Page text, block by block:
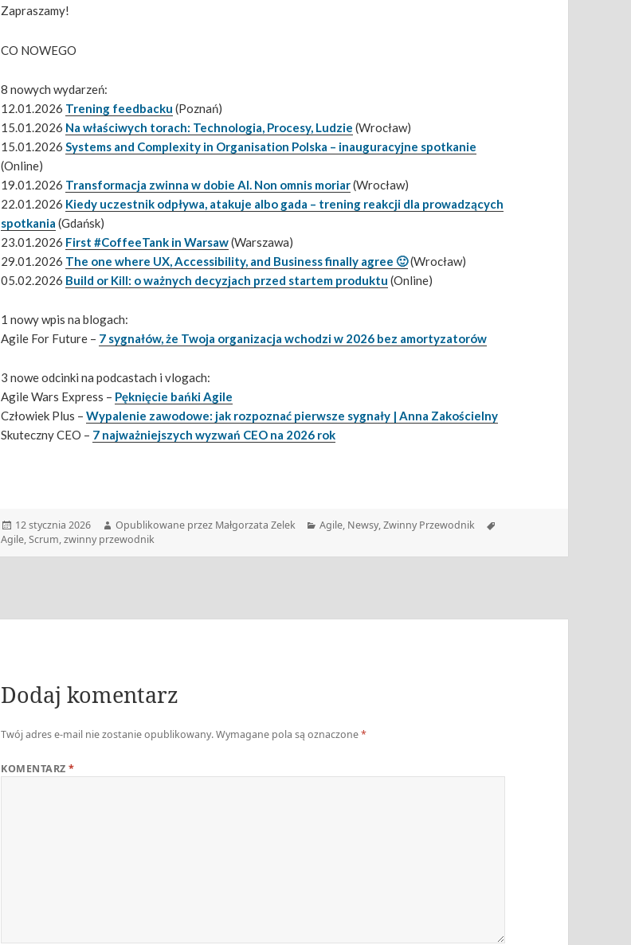
Zapraszamy!
CO NOWEGO
8 nowych wydarzeń:
12.01.2026 Trening feedbacku (Poznań)
15.01.2026 Na właściwych torach: Technologia, Procesy, Ludzie (Wrocław)
15.01.2026Systems and Complexity in Organisation Polska – inauguracyjne spotkanie
(Online)
19.01.2026 Transformacja zwinna w dobie AI. Non omnis moriar(Wrocław)
22.01.2026 Kiedy uczestnik odpływa, atakuje albo gada – trening reakcji dla prowadzących
spotkania (Gdańsk)
23.01.2026 First #CoffeeTank in Warsaw(Warszawa)
29.01.2026 The one where UX, Accessibility, and Business finally agree 🙂(Wrocław)
05.02.2026 Build or Kill: o ważnych decyzjach przed startem produktu (Online)
1 nowy wpis na blogach:
Agile For Future – 7 sygnałów, że Twoja organizacja wchodzi w 2026 bez amortyzatorów
3 nowe odcinki na podcastach i vlogach:
Agile Wars Express – Pęknięcie bańki Agile
Człowiek Plus –Wypalenie zawodowe: jak rozpoznać pierwsze sygnały | Anna Zakościelny
Skuteczny CEO – 7 najważniejszych wyzwań CEO na 2026 rok
Data
publikacji
12 stycznia 2026 Autor
Opublikowane przez Małgorzata Zelek Kategorie
Agile, Newsy,Zwinny Przewodnik
Agile,Scrum,zwinny przewodnik
Dodaj komentarz
Twój adres e-mail nie zostanie opublikowany.Wymagane pola są oznaczone*
KOMENTARZ*